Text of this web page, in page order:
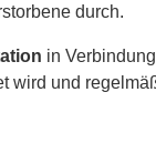
durch.
in
wird und